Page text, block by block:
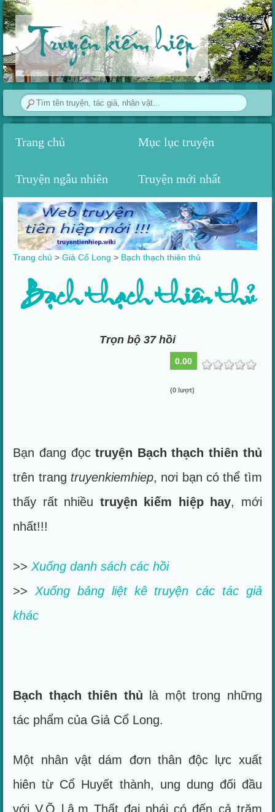
Truyện kiếm hiệp
Trang chủ Mục lục truyện
Truyện ngẫu nhiên Truyện mới nhất
Trang chủ >Giả Cổ Long >‎ Bạch thạch thiên thủ
Bạch thạch thiên thủ
Trọn bộ 37 hồi
0.00
(0 lượt)
Bạn đang đọctruyện Bạch thạch thiên thủ
trên trang truyenkiemhiep, nơi bạn có thể tìm
thấy rất nhiều truyện kiếm hiệp hay, mới
nhất!!!
>>Xuống danh sách các hồi
>>Xuống bảng liệt kê truyện các tác giả
khác
Bạch thạch thiên thủ là một trong những
tác phẩm của Giả Cổ Long.
Một nhân vật dám đơn thân độc lực xuất
hiên từ Cổ Huyết thành, ung dung đối đầu
với V.Õ l.â.ɱ Thất đại phái có đến cả trăm